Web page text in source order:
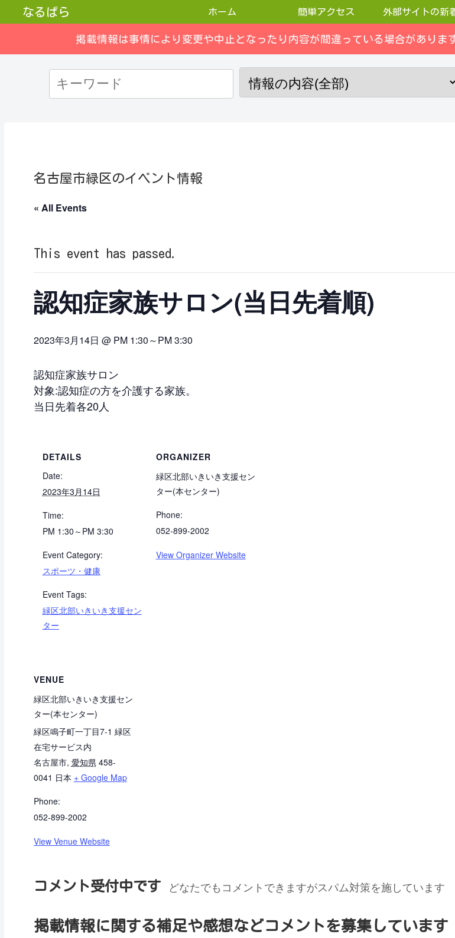
なるぱら ホーム 簡単アクセス 外部サイトの新
掲載情報は事情により変更や中止となったり内容が間違っている場合がありま
名古屋市緑区のイベント情報
« All Events
This event has passed.
認知症家族サロン(当日先着順)
2023年3月14日 @ PM 1:30～PM 3:30
認知症家族サロン
対象:認知症の方を介護する家族。
当日先着各20人
DETAILS
Date:
2023年3月14日
Time:
PM 1:30～PM 3:30
Event Category:
スポーツ・健康
Event Tags:
緑区北部いきいき支援セン
ター
ORGANIZER
緑区北部いきいき支援セン
ター(本センター)
Phone:
052-899-2002
View Organizer Website
VENUE
緑区北部いきいき支援セン
ター(本センター)
緑区鳴子町一丁目7-1 緑区
在宅サービス内
名古屋市, 愛知県 458-
0041 日本 + Google Map
Phone:
052-899-2002
View Venue Website
コメント受付中です どなたでもコメントできますがスパム対策を施しています
掲載情報に関する補足や感想などコメントを募集しています